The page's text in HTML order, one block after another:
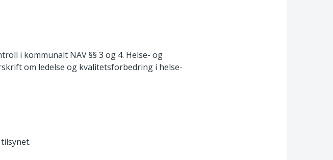
i kommunalt NAV §§ 3 og 4. Helse- og
om ledelse og kvalitetsforbedring i helse-